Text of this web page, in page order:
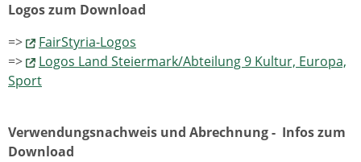
Logos zum Download
=>
FairStyria-Logos
=>
Logos Land Steiermark/Abteilung 9 Kultur, Europa,
Sport
Verwendungsnachweis und Abrechnung - Infos zum
Download